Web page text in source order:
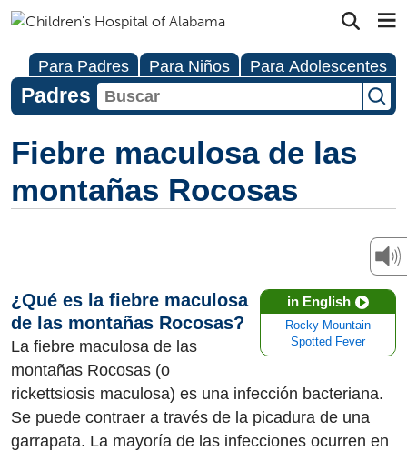
Para Padres Para Niños Para Adolescentes
Padres
Fiebre maculosa de las
montañas Rocosas
in English
Rocky Mountain
Spotted Fever
¿Qué es la fiebre maculosa
de las montañas Rocosas?
La fiebre maculosa de las
montañas Rocosas (o
rickettsiosis maculosa) es una infección bacteriana.
Se puede contraer a través de la picadura de una
garrapata. La mayoría de las infecciones ocurren en